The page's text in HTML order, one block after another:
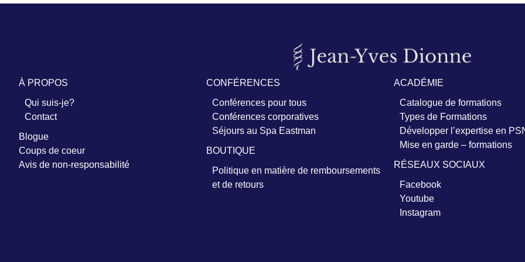
À PROPOS
Qui suis-je?
Contact
Blogue
Coups de coeur
Avis de non-responsabilité
CONFÉRENCES
Conférences pour tous
Conférences corporatives
Séjours au Spa Eastman
BOUTIQUE
Politique en matière de remboursements
et de retours
ACADÉMIE
Catalogue de formations
Types de Formations
Développer l’expertise en
Mise en garde – formations
RÉSEAUX SOCIAUX
Facebook
Youtube
Instagram